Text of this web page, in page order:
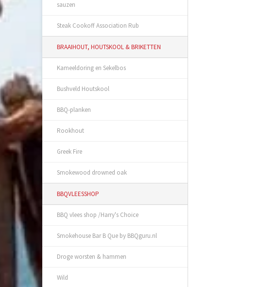
sauzen
Steak Cookoff Association Rub
BRAAIHOUT, HOUTSKOOL & BRIKETTEN
Kameeldoring en Sekelbos
Bushveld Houtskool
BBQ-planken
Rookhout
Greek Fire
Smokewood drowned oak
BBQVLEESSHOP
BBQ vlees shop /Harry's Choice
Smokehouse Bar B Que by BBQguru.nl
Droge worsten & hammen
Wild